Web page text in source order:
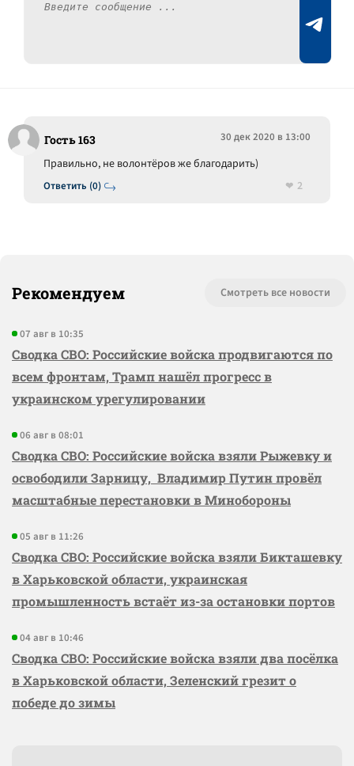
Гость 163 30 дек 2020 в 13:00
Ответить (0)
Правильно, не волонтёров же благодарить)
2
Рекомендуем Смотреть все новости
07 авг в 10:35
Сводка СВО: Российские войска продвигаются по
всем фронтам, Трамп нашёл прогресс в
украинском урегулировании
06 авг в 08:01
Сводка СВО: Российские войска взяли Рыжевку и
освободили Зарницу, Владимир Путин провёл
масштабные перестановки в Минобороны
05 авг в 11:26
Сводка СВО: Российские войска взяли Бикташевку
в Харьковской области, украинская
промышленность встаёт из-за остановки портов
04 авг в 10:46
Сводка СВО: Российские войска взяли два посёлка
в Харьковской области, Зеленский грезит о
победе до зимы